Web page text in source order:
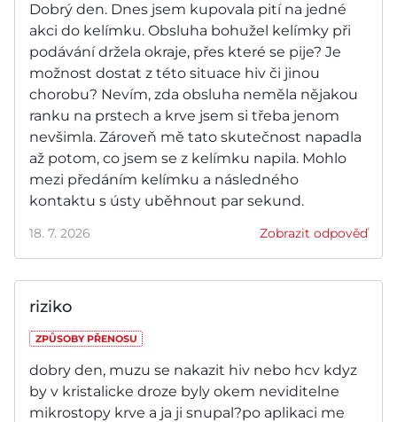
Dobrý den. Dnes jsem kupovala pití na jedné
akci do kelímku. Obsluha bohužel kelímky při
podávání držela okraje, přes které se pije? Je
možnost dostat z této situace hiv či jinou
chorobu? Nevím, zda obsluha neměla nějakou
ranku na prstech a krve jsem si třeba jenom
nevšimla. Zároveň mě tato skutečnost napadla
až potom, co jsem se z kelímku napila. Mohlo
mezi předáním kelímku a následného
kontaktu s ústy uběhnout par sekund.
18. 7. 2026 Zobrazit odpověď
riziko
ZPŮSOBY PŘENOSU
dobry den, muzu se nakazit hiv nebo hcv kdyz
by v kristalicke droze byly okem neviditelne
mikrostopy krve a ja ji snupal?po aplikaci me